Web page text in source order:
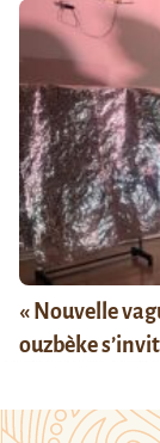
« Nouvelle
ouzbèke